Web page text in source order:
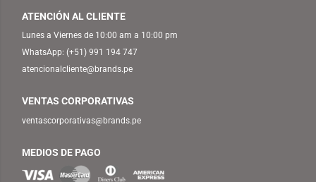
ATENCIÓN AL CLIENTE
Lunes a Viernes de 10:00 am a 10:00 pm
WhatsApp: (+51) 991 194 747
atencionalcliente@brands.pe
VENTAS CORPORATIVAS
ventascorporativas@brands.pe
MEDIOS DE PAGO